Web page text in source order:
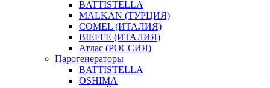
BATTISTELLA
MALKAN (ТУРЦИЯ)
COMEL (ИТАЛИЯ)
BIEFFE (ИТАЛИЯ)
Атлас (РОССИЯ)
Парогенераторы
BATTISTELLA
OSHIMA